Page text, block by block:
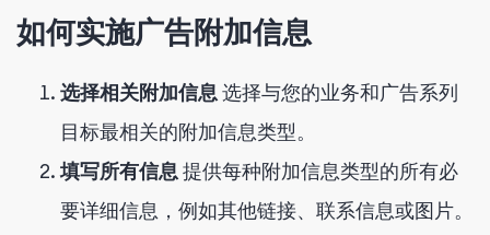
如何实施广告附加信息
选择相关附加信息选择与您的业务和广告系列
目标最相关的附加信息类型。
填写所有信息提供每种附加信息类型的所有必
要详细信息，例如其他链接、联系信息或图片。